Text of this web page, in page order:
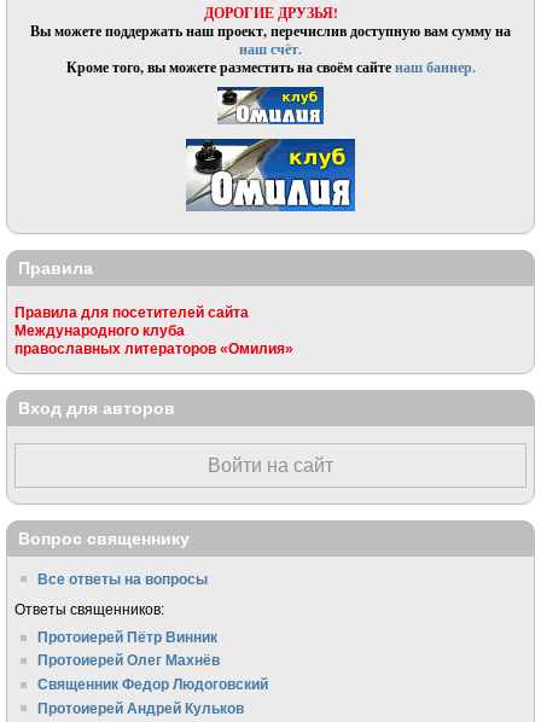
ДОРОГИЕ ДРУЗЬЯ!
Вы можете поддержать наш проект, перечислив доступную вам сумму на
наш счёт.
Кроме того, вы можете разместить на своём сайтенаш баннер.
Правила
Правила для посетителей сайта
Международного клуба
православных литераторов «Омилия»
Вход для авторов
Войти на сайт
Вопрос священнику
Все ответы на вопросы
Ответы священников:
Протоиерей Пётр Винник
Протоиерей Олег Махнёв
Священник Федор Людоговский
Протоиерей Андрей Кульков